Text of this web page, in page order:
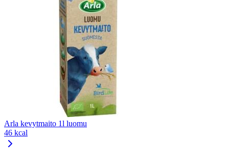
Arla kevytmaito 1l luomu
46 kcal